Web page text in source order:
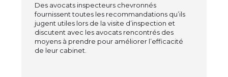
Des avocats inspecteurs chevronnés
fournissent toutes les recommandations qu’ils
jugent utiles lors de la visite d’inspection et
discutent avec les avocats rencontrés des
moyens à prendre pour améliorer l’efficacité
de leur cabinet.